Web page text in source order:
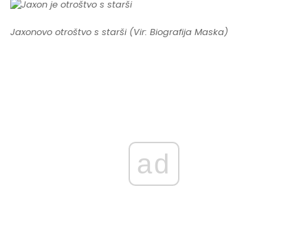
Jaxonovo otroštvo s starši (Vir: Biografija Maska)
ad